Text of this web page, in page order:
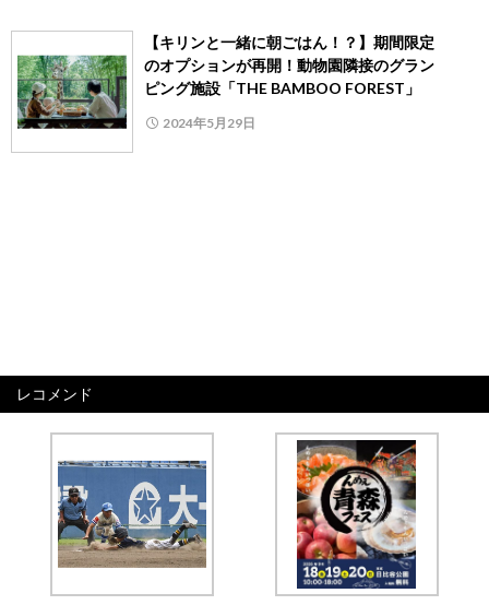
【キリンと一緒に朝ごはん！？】期間限定
のオプションが再開！動物園隣接のグラン
ピング施設「THE BAMBOO FOREST」
2024年5月29日
レコメンド